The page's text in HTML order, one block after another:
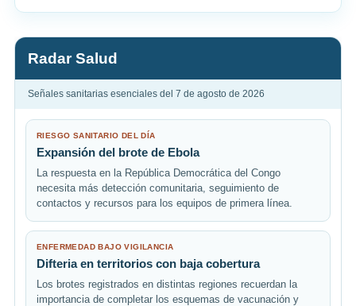
Radar Salud
Señales sanitarias esenciales del 7 de agosto de 2026
RIESGO SANITARIO DEL DÍA
Expansión del brote de Ebola
La respuesta en la República Democrática del Congo
necesita más detección comunitaria, seguimiento de
contactos y recursos para los equipos de primera línea.
ENFERMEDAD BAJO VIGILANCIA
Difteria en territorios con baja cobertura
Los brotes registrados en distintas regiones recuerdan la
importancia de completar los esquemas de vacunación y